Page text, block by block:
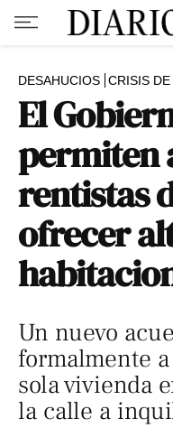
DESAHUCIOS CRISIS
El
permiten
rentistas
ofrecer
Un nuevo
formalmente
sola vivienda
la calle a